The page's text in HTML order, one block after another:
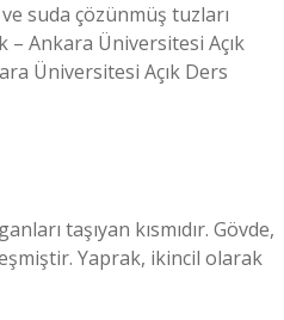
suda çözünmüş tuzları
– Ankara Üniversitesi Açık
Üniversitesi Açık Ders
taşıyan kısmıdır. Gövde,
Yaprak, ikincil olarak